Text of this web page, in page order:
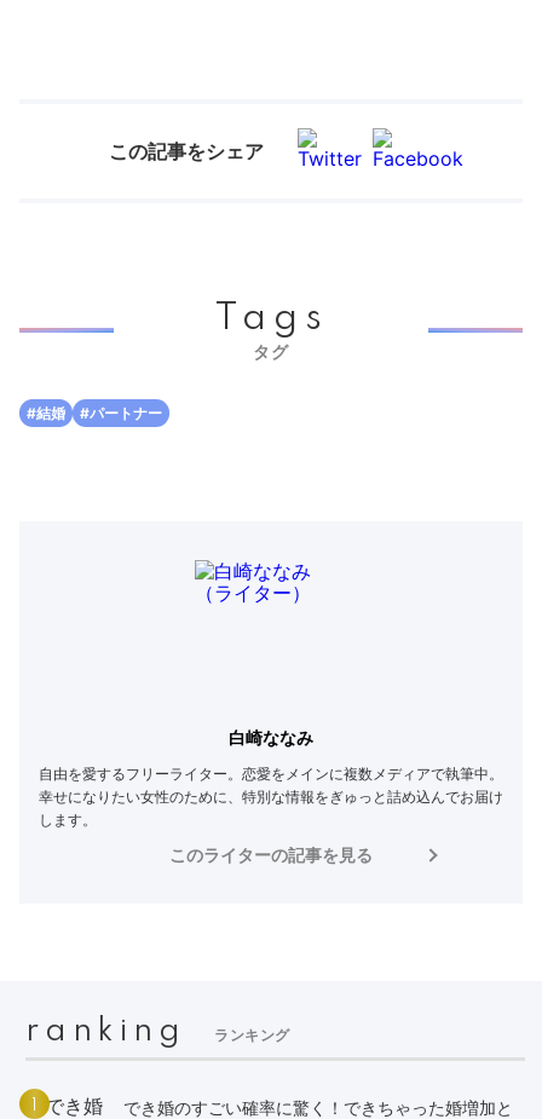
この記事をシェア
Tags
タグ
#結婚 #パートナー
白崎ななみ
自由を愛するフリーライター。恋愛をメインに複数メディアで執筆中。
幸せになりたい女性のために、特別な情報をぎゅっと詰め込んでお届け
します。
このライターの記事を見る
ranking ランキング
でき婚のすごい確率に驚く！できちゃった婚増加と